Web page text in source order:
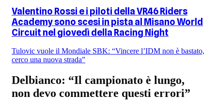
Valentino Rossi e i piloti della VR46 Riders
Academy sono scesi in pista al Misano World
Circuit nel giovedì della Racing Night
Tulovic vuole il Mondiale SBK: “Vincere l’IDM non è bastato,
cerco una nuova strada”
Delbianco: “Il campionato è lungo,
non devo commettere questi errori”